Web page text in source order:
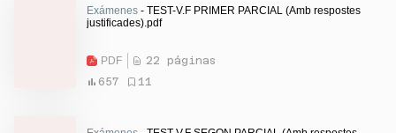
Exámenes - TEST-V.F PRIMER PARCIAL (Amb respostes
justificades).pdf
PDF
22 páginas
657
11